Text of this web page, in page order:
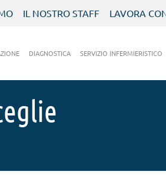
IL NOSTRO STAFF LAVORA
DIAGNOSTICA SERVIZIO INFERMIERISTICO